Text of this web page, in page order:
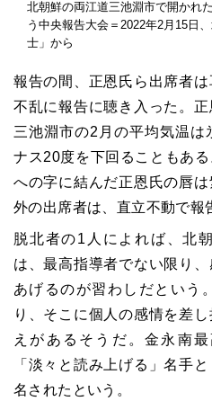
北朝鮮の両江道三池淵市で開かれ
う中央報告大会＝2022年2月15日
士」から
報告の間、正恩氏ら出席者
不乱に報告に聴き入った。正
三池淵市の2月の平均気温は
ナス20度を下回ることもあ
への字に結んだ正恩氏の唇
外の出席者は、直立不動で報
脱北者の1人によれば、北
は、最高指導者でない限り
あげるのが習わしだという
り、そこに個人の感情を差
えがあるそうだ。金永南
「淡々と読み上げる」名手
名されたという。